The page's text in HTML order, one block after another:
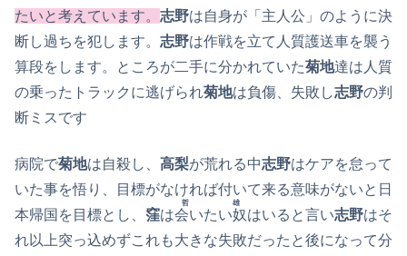
たいと考えています。 志野は自身が「主人公」のように決
断し過ちを犯します。 志野は作戦を立て人質護送車を襲う
算段をします。ところが二手に分かれていた菊地達は人質
の乗ったトラックに逃げられ菊地は負傷、失敗し志野の判
断ミスです
病院で菊地は自殺し、 高梨が荒れる中志野はケアを怠って
いた事を悟り、目標がなければ付いて来る意味がないと日
本帰国を目標とし、 窪は会いたい奴
哲雄
はいると言い志野はそ
れ以上突っ込めずこれも大きな失敗だったと後になって分